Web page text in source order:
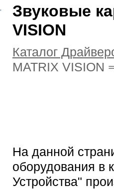
Звуковые
VISION
Каталог
MATRIX VISION
На данной
оборудования в
Устройства"